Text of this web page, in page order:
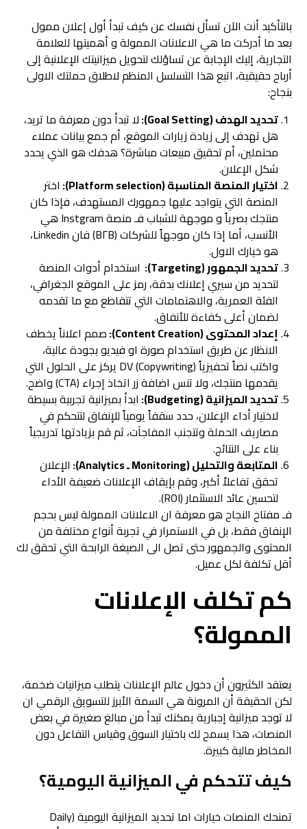
بالتأكيد أنت الآن تسأل نفسك عن كيف تبدأ أول إعلان ممول
بعد ما أدركت ما هي الاعلانات الممولة و أهميتها للعلامة
التجارية، إليك الإجابة عن تساؤلك لتحويل ميزانيتك الإعلانية إلى
أرباح حقيقية، اتبع هذا التسلسل المنظم لاطلاق حملتك الاولى
بنجاح:
تحديد الهدف (Goal Setting):
لا تبدأ دون معرفة ما تريد،
هل تهدف إلى زيادة زيارات الموقع، أم جمع بيانات عملاء
محتملين، أم تحقيق مبيعات مباشرة؟ هدفك هو الذي يحدد
شكل الإعلان.
اختيار المنصة المناسبة (Platform selection):
اختر
المنصة التي يتواجد عليها جمهورك المستهدف، فإذا كان
منتجك بصرياً و موجهة للشباب فـ منصة Instgram هي
الأنسب، أما إذا كان موجهاً للشركات (B٢B) فان Linkedin،
هو خيارك الاول.
تحديد الجمهور (Targeting):
استخدام أدوات المنصة
لتحديد من سيري إعلانك بدقة، رمز على الموقع الجغرافي،
الفئة العمرية، والاهتمامات التي تتقاطع مع ما تقدمه
لضمان أعلى كفاءة للأنفاق.
إعداد المحتوى (Content Creation):
صمم اعلاناً يخطف
الانظار عن طريق استخدام صورة او فيديو بجودة عالية،
واكتب نصاً تحفيزياً (Copywriting) DV يركز على الحلول التي
يقدمها منتجك، ولا تنس اضافة زر اتخاذ إجراء (CTA) واضح.
تحديد الميزانية (Budgeting):
ابدأ بميزانية تجربية بسيطة
لاختيار أداء الإعلان، حدد سقفاً يومياً للإنفاق لتتحكم في
مصاريف الحملة وتتجنب المفاجآت، ثم قم بزيادتها تدريجياً
بناء على النتائج.
المتابعة والتحليل (Monitoring ـ Analytics):
الإعلان
تحقق تفاعلاً أكبر، وقم بإيقاف الإعلانات ضعيفة الأداء
لتحسين عائد الاستثمار (ROI).
فـ مفتاح النجاح هو معرفة ان الاعلانات الممولة ليس بحجم
الإنفاق فقط، بل في الاستمرار في تجربة أنواع مختلفة من
المحتوى والجمهور حتى تصل الى الصيغة الرابحة التي تحقق لك
أقل تكلفة لكل عميل.
كم تكلف الإعلانات
الممولة؟
يعتقد الكثيرون أن دخول عالم الإعلانات يتطلب ميزانيات ضخمة،
لكن الحقيقة أن المرونة هي السمة الأبرز للتسويق الرقمي ان
لا توجد ميزانية إجبارية يمكنك تبدأ من مبالغ صغيرة في بعض
المنصات، هذا يسمح لك باختيار السوق وقياس التفاعل دون
المخاطر مالية كبيرة.
كيف تتحكم في الميزانية اليومية؟
تمنحك المنصات خيارات اما تحديد الميزانية اليومية (Daily